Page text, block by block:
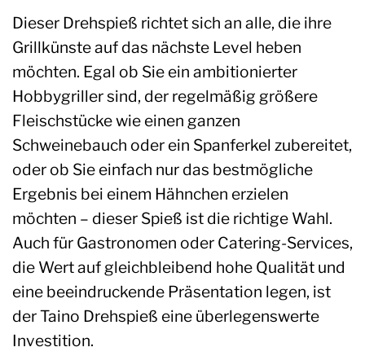
Dieser Drehspieß richtet sich an alle, die ihre
Grillkünste auf das nächste Level heben
möchten. Egal ob Sie ein ambitionierter
Hobbygriller sind, der regelmäßig größere
Fleischstücke wie einen ganzen
Schweinebauch oder ein Spanferkel zubereitet,
oder ob Sie einfach nur das bestmögliche
Ergebnis bei einem Hähnchen erzielen
möchten – dieser Spieß ist die richtige Wahl.
Auch für Gastronomen oder Catering-Services,
die Wert auf gleichbleibend hohe Qualität und
eine beeindruckende Präsentation legen, ist
der Taino Drehspieß eine überlegenswerte
Investition.